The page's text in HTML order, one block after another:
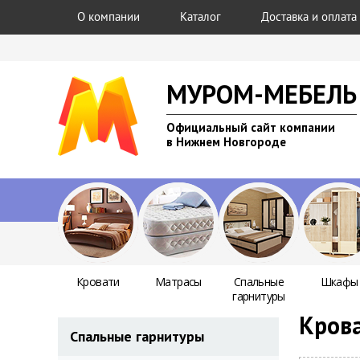
О компании Каталог Доставка и оплата
МУРОМ-МЕБЕЛЬ
Официальный сайт компании
в Нижнем Новгороде
Кровати Матрасы
Спальные
гарнитуры
Шкафы
Спальные гарнитуры